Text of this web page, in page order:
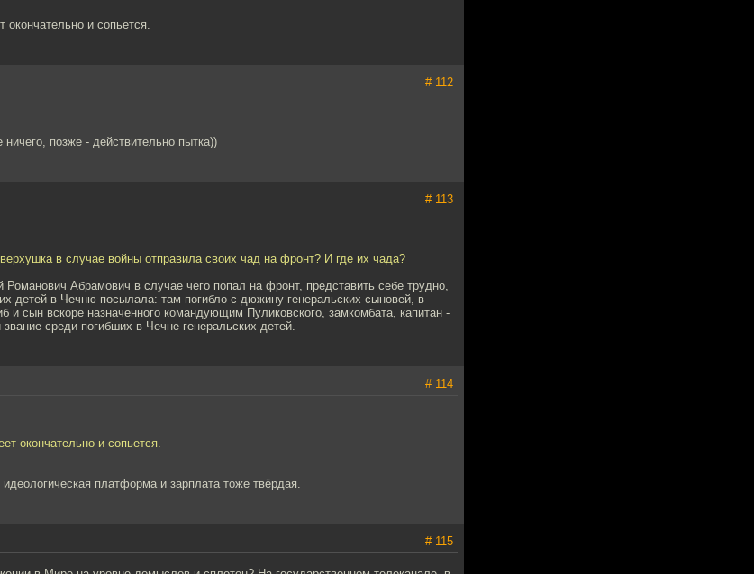
окончательно и сопьется.
# 112
позже - действительно пытка))
# 113
в случае войны отправила своих чад на фронт? И где их чада?
Романович Абрамович в случае чего попал на фронт, представить себе трудно,
детей в Чечню посылала: там погибло с дюжину генеральских сыновей, в
и сын вскоре назначенного командующим Пуликовского, замкомбата, капитан -
среди погибших в Чечне генеральских детей.
# 114
окончательно и сопьется.
идеологическая платформа и зарплата тоже твёрдая.
# 115